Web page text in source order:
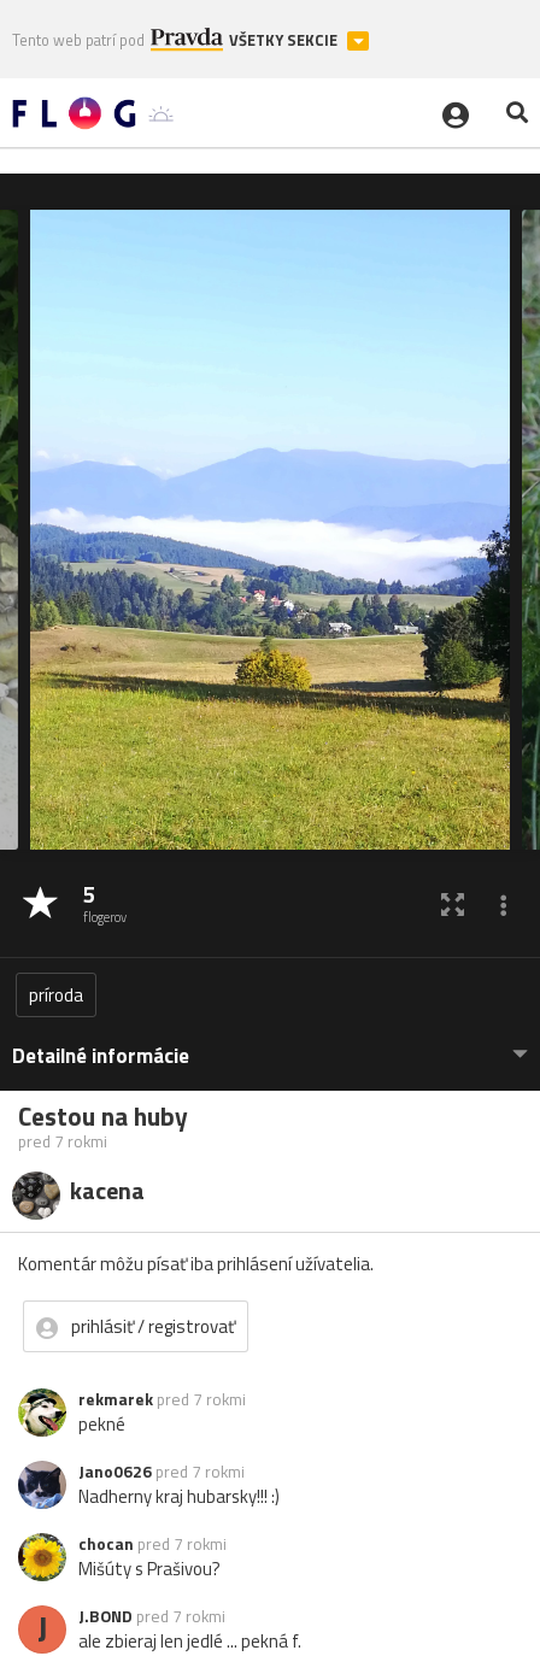
Tento web patrí pod VŠETKY SEKCIE
5
flogerov
príroda
Detailné informácie
Cestou na huby
pred 7 rokmi
kacena
Komentár môžu písať iba prihlásení užívatelia.
prihlásiť / registrovať
rekmarek pred 7 rokmi
pekné
Jano0626 pred 7 rokmi
Nadherny kraj hubarsky!!! :)
chocan pred 7 rokmi
Mišúty s Prašivou?
J J.BOND pred 7 rokmi
ale zbieraj len jedlé ... pekná f.